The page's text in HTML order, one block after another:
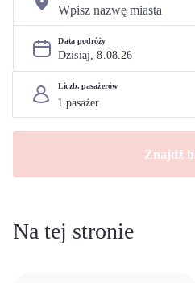
Data podróży
Dzisiaj, 8.08.26
Liczb. pasażerów
Znajdź
Na tej stronie